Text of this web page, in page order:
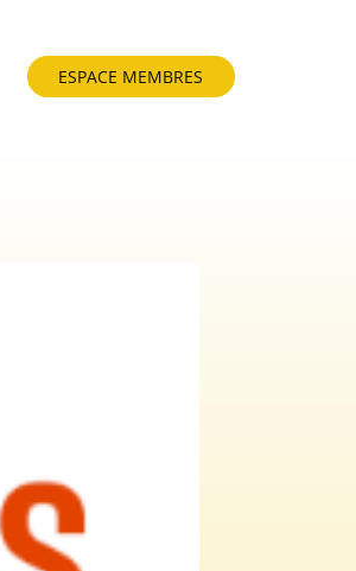
ESPACE MEMBRES